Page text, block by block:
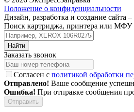
Положение о конфиденциальности
Дизайн, разработка и создание сайта –
Поиск картриджа, принтера или МФУ
Заказать звонок
Согласен с политикой обработки
Отправлено! Ваше сообщение
Ошибка! При отправке сообщения